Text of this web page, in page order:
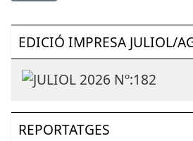
EDICIÓ IMPRESA JULIOL/
REPORTATGES